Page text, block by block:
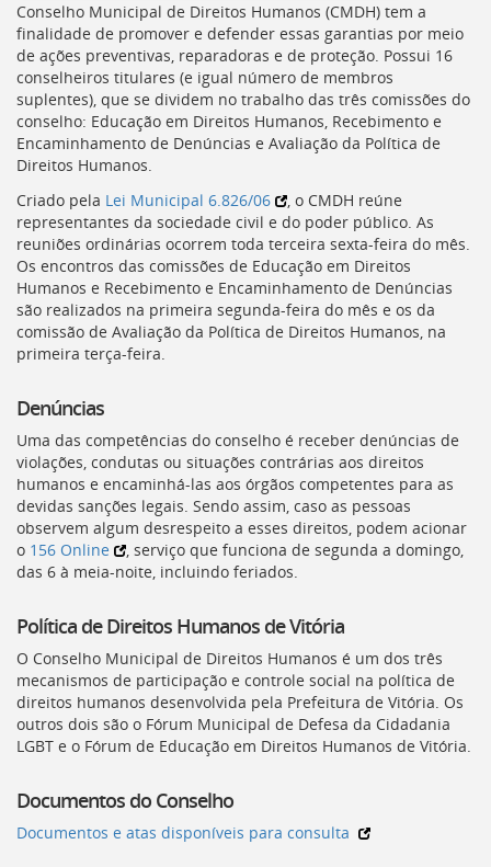
Conselho Municipal de Direitos Humanos (CMDH) tem a
finalidade de promover e defender essas garantias por meio
de ações preventivas, reparadoras e de proteção. Possui 16
conselheiros titulares (e igual número de membros
suplentes), que se dividem no trabalho das três comissões do
conselho: Educação em Direitos Humanos, Recebimento e
Encaminhamento de Denúncias e Avaliação da Política de
Direitos Humanos.
Criado pela Lei Municipal 6.826/06 , o CMDH reúne
representantes da sociedade civil e do poder público. As
reuniões ordinárias ocorrem toda terceira sexta-feira do mês.
Os encontros das comissões de Educação em Direitos
Humanos e Recebimento e Encaminhamento de Denúncias
são realizados na primeira segunda-feira do mês e os da
comissão de Avaliação da Política de Direitos Humanos, na
primeira terça-feira.
Denúncias
Uma das competências do conselho é receber denúncias de
violações, condutas ou situações contrárias aos direitos
humanos e encaminhá-las aos órgãos competentes para as
devidas sanções legais. Sendo assim, caso as pessoas
observem algum desrespeito a esses direitos, podem acionar
o 156 Online
, serviço que funciona de segunda a domingo,
das 6 à meia-noite, incluindo feriados.
Política de Direitos Humanos de Vitória
O Conselho Municipal de Direitos Humanos é um dos três
mecanismos de participação e controle social na política de
direitos humanos desenvolvida pela Prefeitura de Vitória. Os
outros dois são o Fórum Municipal de Defesa da Cidadania
LGBT e o Fórum de Educação em Direitos Humanos de Vitória.
Documentos do Conselho
Documentos e atas disponíveis para consulta